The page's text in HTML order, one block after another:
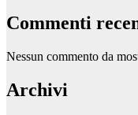
Commenti
Nessun commento da
Archivi